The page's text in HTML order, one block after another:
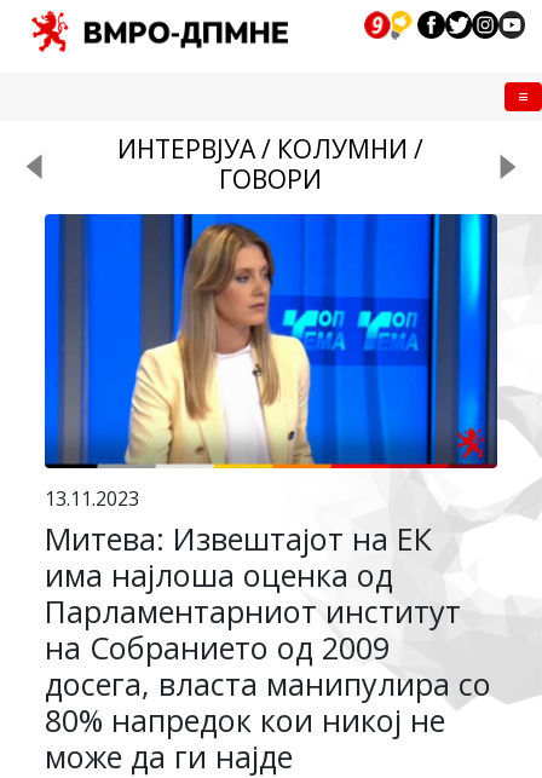
ИНТЕРВЈУА / КОЛУМНИ /
ГОВОРИ
13.11.2023
Митева: Извештајот на ЕК
има најлоша оценка од
Парламентарниот институт
на Собранието од 2009
досега, власта манипулира со
80% напредок кои никој не
може да ги најде